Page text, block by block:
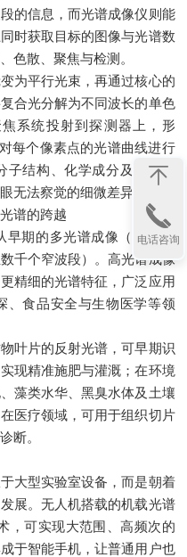
的信息，而光谱成像仪则能
时获取目标的图像与光谱数
色散、聚焦与检测。
平行光束，再通过核心的
光分解为不同波长的单色
系统投射到探测器上，形
每个像素点的光谱曲线进行
结构、化学成分及物理状
无法察觉的细微差异。
谱的跨越
期的多光谱成像（3–10个
千个窄波段）。高光谱成像
精细的光谱特征，广泛应用
、食品安全与生物医学等领
片的反射光谱，可早期识
现精准施肥与灌溉；在环境
藻类水华、黑臭水体及土壤
医疗领域，可用于组织切片
断。
型实验室设备，而是朝着
展。无人机搭载的机载光谱
，可实现大范围、高频次的
于智能手机，让普通用户也
电话咨询